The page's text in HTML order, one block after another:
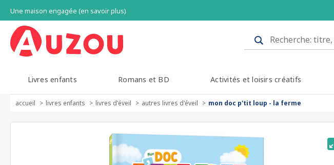
Une maison engagée (en savoir plus)
Livres enfants Romans et BD Activités et loisirs créatifs
accueil livres enfants livres d'éveil autres livres d'éveil mon doc p'tit loup - la ferme